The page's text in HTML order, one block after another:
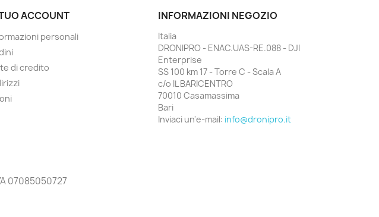
ACCOUNT
personali
di credito
INFORMAZIONI NEGOZIO
Italia
DRONIPRO - ENAC.UAS-RE.088 - DJI
Enterprise
SS 100 km 17 - Torre C - Scala A
c/o IL BARICENTRO
70010 Casamassima
Bari
Inviaci un'e-mail: info@dronipro.it
07085050727